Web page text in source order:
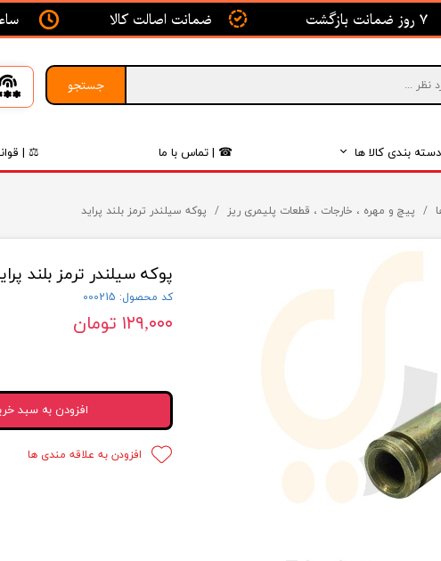
جستجو
بندی کالا ها
موتور و اگزوز
برقی و الکتریکی
انتقال قدرت
جلوبندی و ترمز
جانبی و اسپرت
☎ | تماس با ما ⚖ |
7 روز ضمانت بازگشت ضمانت اصالت کالا
پیچ و مهره ، خارجات ، قطعات پلیمری ریز پوکه سیلندر ترمز بلند پراید
پوکه سیلندر ترمز بلند
کد محصول: 000215
۱۲۹,۰۰۰ تومان
افزودن به سبد
افزودن به علاقه مندی ها